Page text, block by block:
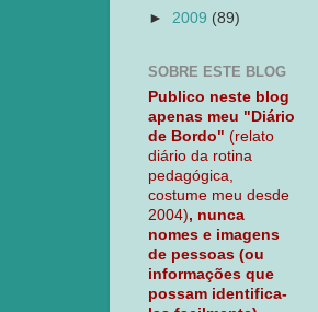
► 2009 (89)
SOBRE ESTE BLOG
Publico neste blog
apenas meu "Diário
de Bordo" (relato
diário da rotina
pedagógica,
costume meu desde
2004), nunca
nomes e imagens
de pessoas (ou
informações que
possam identifica-